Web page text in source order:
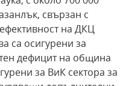
свързан с
на ДКЦ
са осигурени за
дефицит на община
за ВиК сектора за